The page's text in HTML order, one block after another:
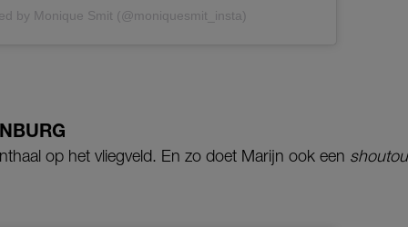
by Monique Smit (@moniquesmit_insta)
op het vliegveld. En zo doet Marijn ook een